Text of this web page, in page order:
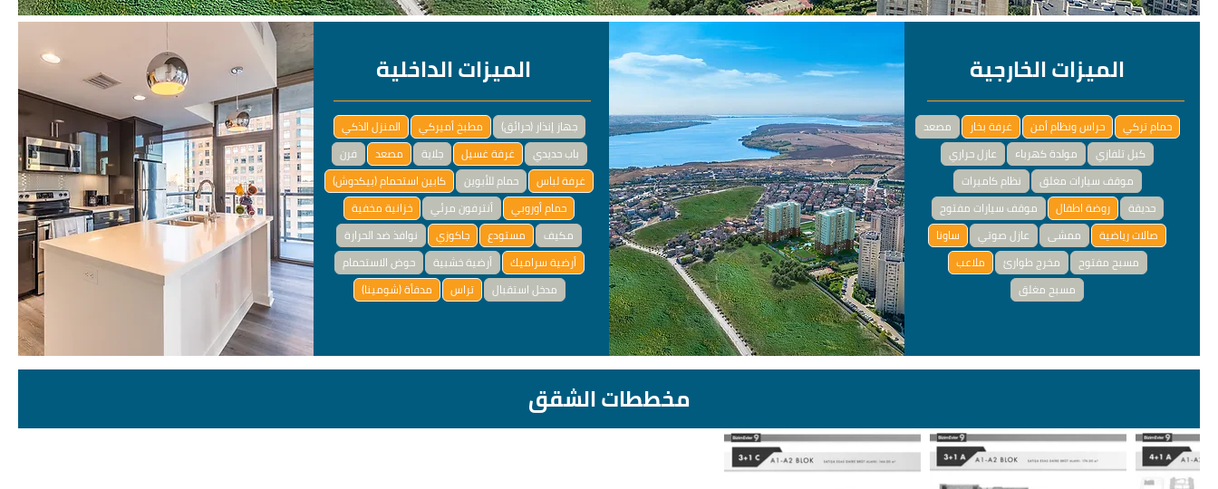
الميزات الداخلية
المنزل الذكي مطبخ أميركي
جهاز إنذار (حرائق)
فرن
مصعد جلاية غرفة غسيل
باب حديدي
كابين استحمام (بيكدوش)
حمام للأبوين
غرفة لباس
خزانية مخفية
أنترفون مرئي
حمام أوروبي
نوافذ ضد الحرارة
جاكوزي مستودع
مكيف
حوض الاستحمام
أرضية خشبية
أرضية سراميك
مدفأة (شومينا)
تراس مدخل استقبال
الميزات الخارجية
مصعد غرفة بخار حراس ونظام أمن
حمام تركي
عازل حراري
مولدة كهرباء
كبل تلفازي
نظام كاميرات
موقف سيارات مغلق
موقف سيارات مفتوح
روضة اطفال
حديقة
ساونا
عازل صوتي ممشى
صالات رياضية
ملاعب
مخرج طوارئ
مسبح مفتوح
مسبح مغلق
مخططات الشقق